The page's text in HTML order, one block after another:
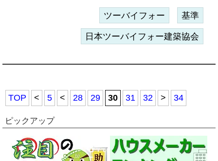
ツーバイフォー 基準
日本ツーバイフォー建築協会
TOP < 5 < 28 29 30 31 32 > 34
ピックアップ